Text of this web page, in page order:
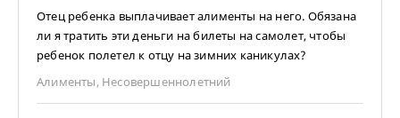
Отец ребенка выплачивает алименты на него. Обязана
ли я тратить эти деньги на билеты на самолет, чтобы
ребенок полетел к отцу на зимних каникулах?
Алименты, Несовершеннолетний